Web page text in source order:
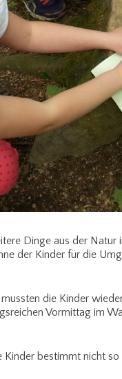
Dinge aus der
der Kinder für die
die Kinder
Vormittag im
bestimmt nicht